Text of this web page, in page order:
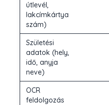
útlevél,
lakcímkártya
szám)
Születési
adatok (hely,
idő, anyja
neve)
OCR
feldolgozás